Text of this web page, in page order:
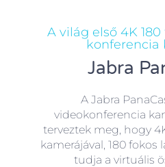
A világ első 4K
konferencia
Jabra
A Jabra
videokonferencia
terveztek meg, hogy
kamerájával, 180 fokos
tudja a virtuális